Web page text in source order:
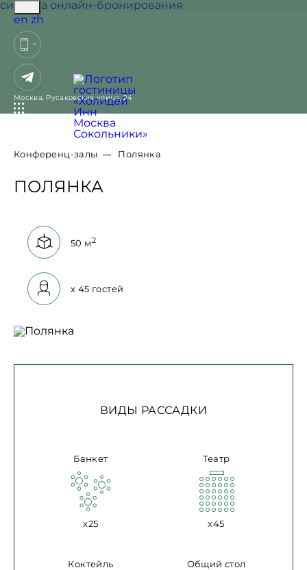
English
en 中国人
zh
Москва, Русаковская улица, 24
система онлайн-бронирования
УДОБНОЕ
РАСПОЛОЖЕНИЕ
Пешая доступность
от метро
«Сокольники», 12
минут до центра
Ленинградскому,
Ярославскому и
Казанскому
вокзалам
БОЛЬШОЙ ВЫБОР
Фитнес-центр,
бассейн. Химчистка,
персон
Проживание с
доплату
25 конференц-залов
Конференц-залы Полянка
ПОЛЯНКА
Площадь:
50 м2
Вместимость:
x 45 гостей
ВИДЫ РАССАДКИ
Банкет
x25
Театр
x45
Коктейль Общий стол